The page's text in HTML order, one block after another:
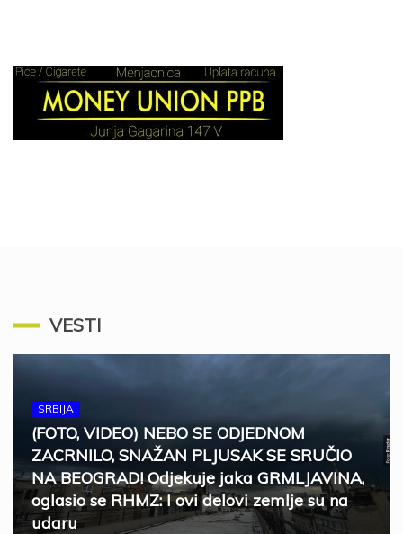
VESTI
SRBIJA
(FOTO, VIDEO) NEBO SE ODJEDNOM
ZACRNILO, SNAŽAN PLJUSAK SE SRUČIO
NA BEOGRAD! Odjekuje jaka GRMLJAVINA,
oglasio se RHMZ: I ovi delovi zemlje su na
udaru